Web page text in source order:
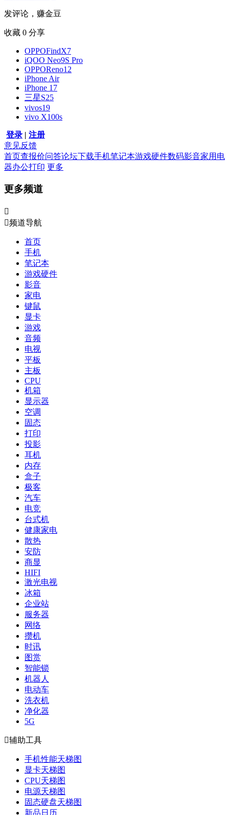
发评论，赚金豆
收藏 0 分享
OPPOFindX7
iQOO Neo9S Pro
OPPOReno12
iPhone Air
iPhone 17
三星S25
vivos19
vivo X100s
登录 | 注册
意见反馈
首页查报价问答论坛下载手机笔记本游戏硬件数码影音家用电
器办公打印 更多
更多频道

频道导航
首页
手机
笔记本
游戏硬件
影音
家电
键鼠
显卡
游戏
音频
电视
平板
主板
CPU
机箱
显示器
空调
固态
打印
投影
耳机
内存
盒子
极客
汽车
电竞
台式机
健康家电
散热
安防
商显
HIFI
激光电视
冰箱
企业站
服务器
网络
攒机
时讯
图赏
智能锁
机器人
电动车
洗衣机
净化器
5G
辅助工具
手机性能天梯图
显卡天梯图
CPU天梯图
电源天梯图
固态硬盘天梯图
新品日历